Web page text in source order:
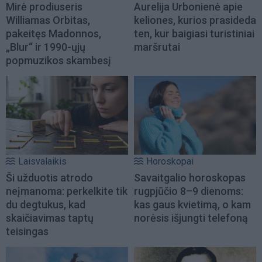
Mirė prodiuseris
Williamas Orbitas,
pakeitęs Madonnos,
„Blur“ ir 1990-ųjų
popmuzikos skambesį
Aurelija Urbonienė apie
keliones, kurios prasideda
ten, kur baigiasi turistiniai
maršrutai
Laisvalaikis
Ši užduotis atrodo
neįmanoma: perkelkite tik
du degtukus, kad
skaičiavimas taptų
teisingas
Horoskopai
Savaitgalio horoskopas
rugpjūčio 8–9 dienoms:
kas gaus kvietimą, o kam
norėsis išjungti telefoną